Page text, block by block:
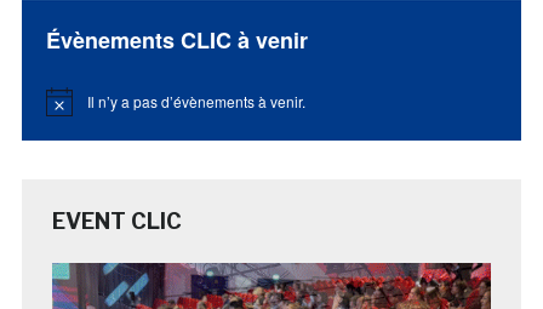
Évènements CLIC à venir
Notice Il n’y a pas d’évènements à venir.
EVENT CLIC